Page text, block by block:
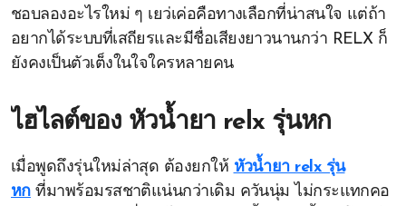
ชอบลองอะไรใหม่ ๆ เยว่เค่อคือทางเลือกที่น่าสนใจ แต่ถ้า
อยากได้ระบบที่เสถียรและมีชื่อเสียงยาวนานกว่า RELX ก็
ยังคงเป็นตัวเต็งในใจใครหลายคน
ไฮไลต์ของ หัวน้ำยา relx รุ่นหก
เมื่อพูดถึงรุ่นใหม่ล่าสุด ต้องยกให้ หัวน้ำยา relx รุ่น
หกที่มาพร้อมรสชาติแน่นกว่าเดิม ควันนุ่ม ไม่กระแทกคอ